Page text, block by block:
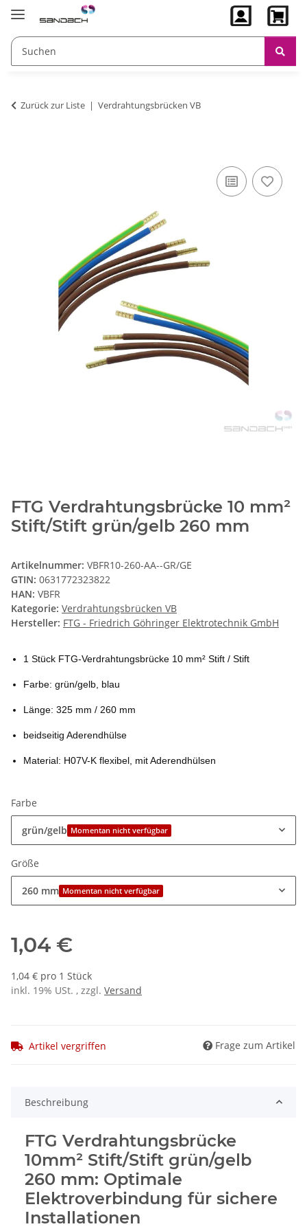
Zurück zur Liste Verdrahtungsbrücken VB
FTG Verdrahtungsbrücke 10 mm²
Stift/Stift grün/gelb 260 mm
Artikelnummer: VBFR10-260-AA--GR/GE
GTIN: 0631772323822
HAN: VBFR
Kategorie: Verdrahtungsbrücken VB
Hersteller: FTG - Friedrich Göhringer Elektrotechnik GmbH
1 Stück FTG-Verdrahtungsbrücke 10 mm² Stift / Stift
Farbe: grün/gelb, blau
Länge: 325 mm / 260 mm
beidseitig Aderendhülse
Material: H07V-K flexibel, mit Aderendhülsen
Farbe
grün/gelb Momentan nicht verfügbar
Größe
260 mm Momentan nicht verfügbar
1,04 €
1,04 € pro 1 Stück
inkl. 19% USt. , zzgl. Versand
Artikel vergriffen Frage zum Artikel
Beschreibung
FTG Verdrahtungsbrücke
10mm² Stift/Stift grün/gelb
260 mm: Optimale
Elektroverbindung für sichere
Installationen